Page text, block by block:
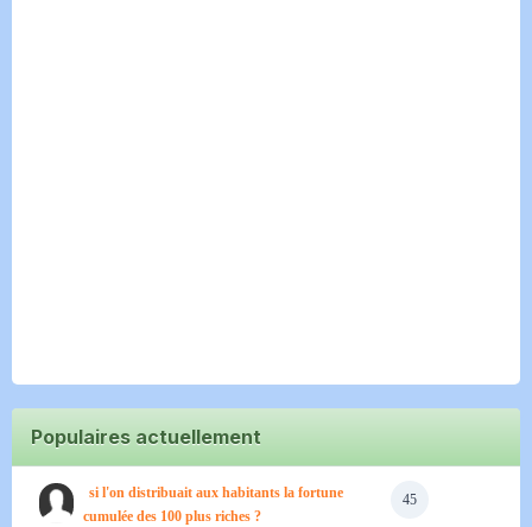
Populaires actuellement
45
si l'on distribuait aux habitants la fortune
cumulée des 100 plus riches ?